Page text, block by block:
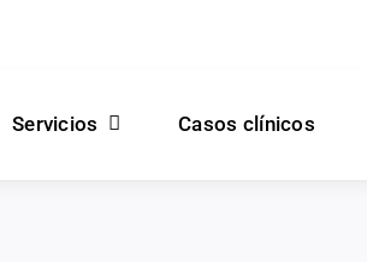
Servicios Casos clínicos